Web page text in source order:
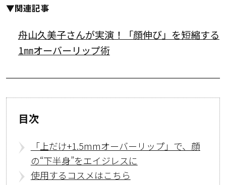
▼関連記事
舟山久美子さんが実演！「顔伸び」を短縮する
1㎜オーバーリップ術
目次
「上だけ+1.5mmオーバーリップ」で、顔
の“下半身”をエイジレスに
使用するコスメはこちら